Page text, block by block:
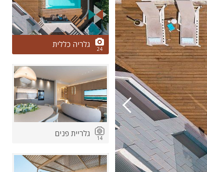
24 גלריה כללית
14 גלריית פנים